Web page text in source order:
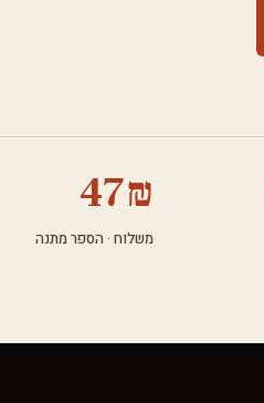
47₪
משלוח · הספר מתנה